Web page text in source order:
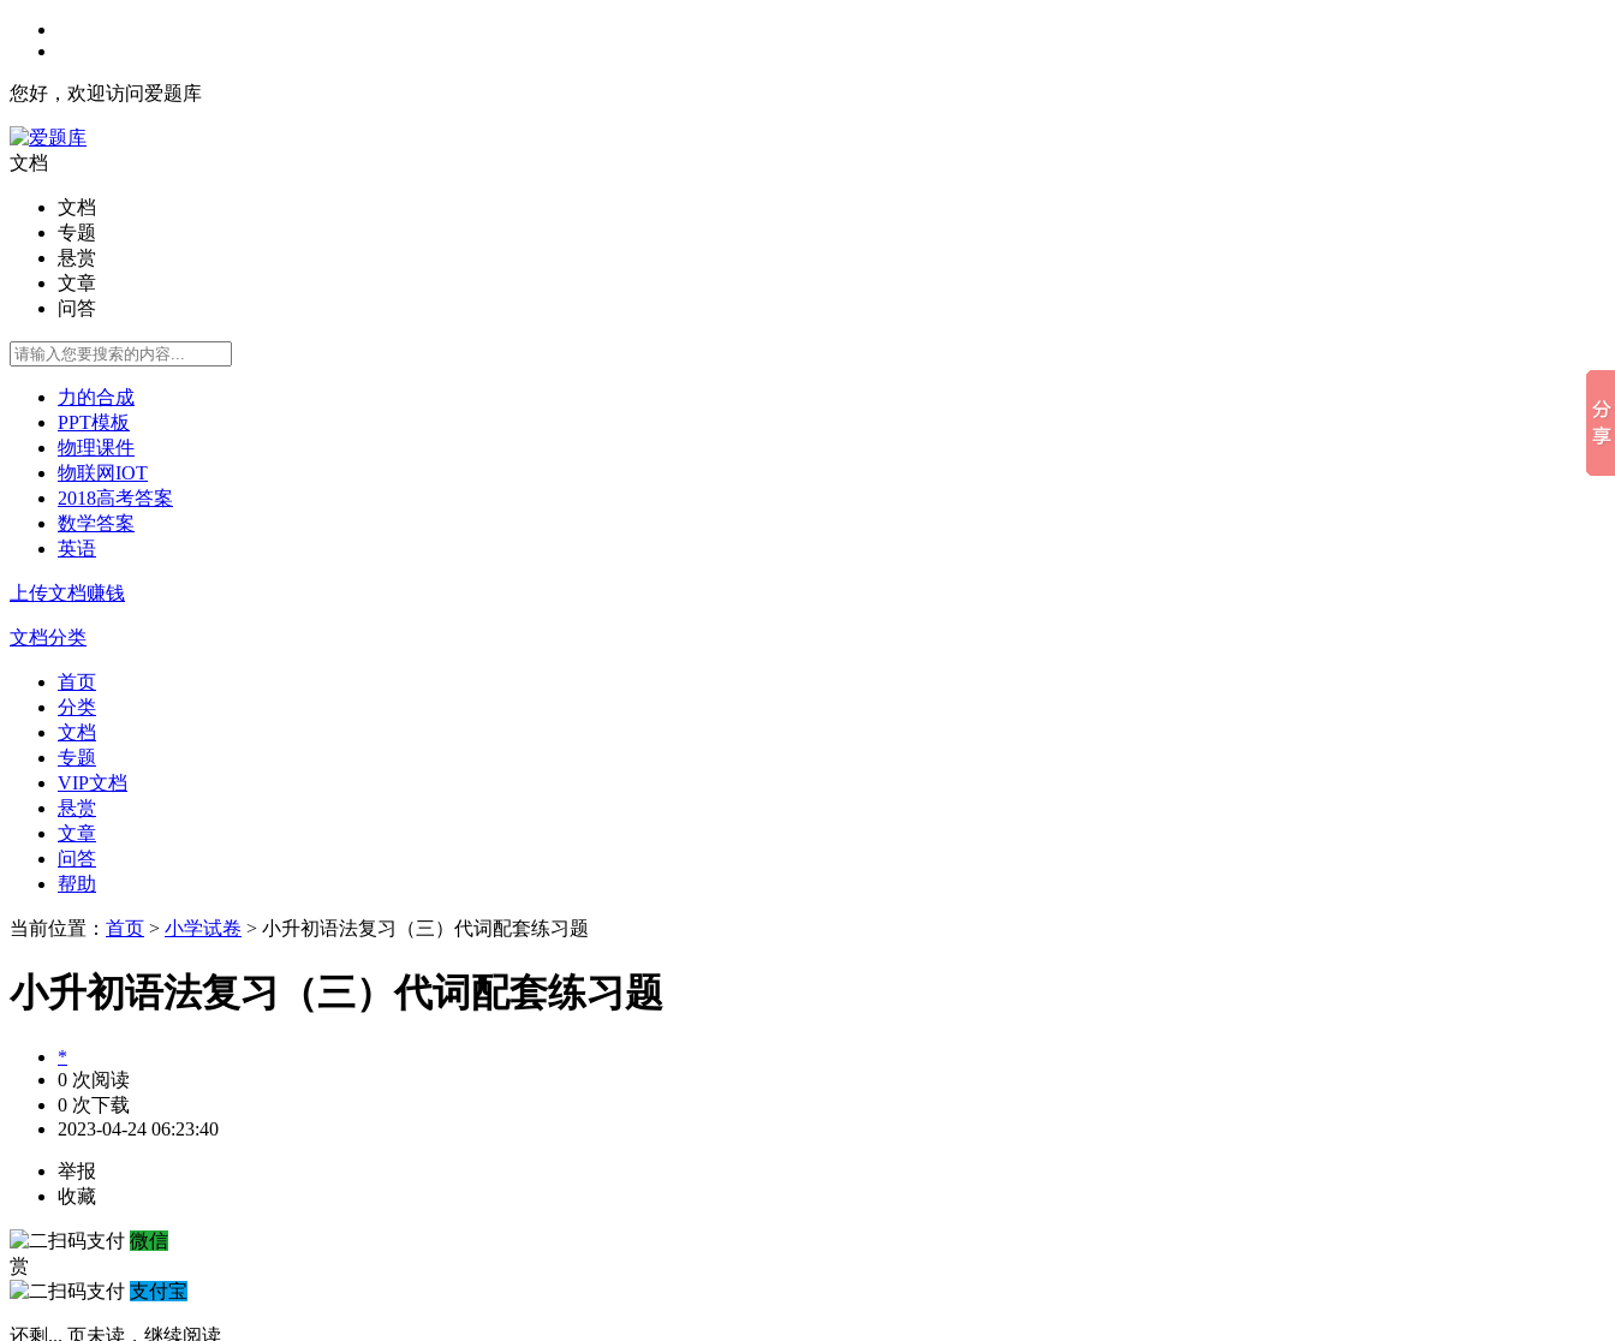
您好，欢迎访问爱题库
文档
文档
专题
悬赏
文章
问答
力的合成
PPT模板
物理课件
物联网IOT
2018高考答案
数学答案
英语
上传文档赚钱
文档分类
首页
分类
文档
专题
VIP文档
悬赏
文章
问答
帮助
当前位置： 首页 > 小学试卷 > 小升初语法复习（三）代词配套练习题
小升初语法复习（三）代词配套练习题
*
0 次阅读
0 次下载
2023-04-24 06:23:40
举报
收藏
微信
赏
支付宝
还剩 ... 页未读， 继续阅读